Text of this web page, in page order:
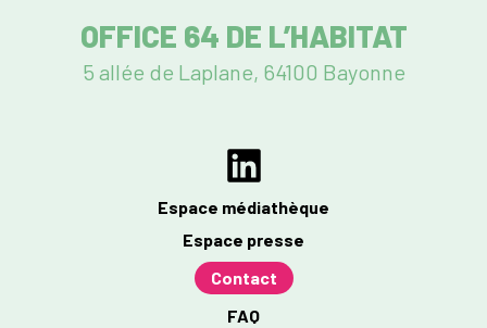
OFFICE 64 DE L’HABITAT
5 allée de Laplane, 64100 Bayonne
Espace médiathèque
Espace presse
Contact
FAQ